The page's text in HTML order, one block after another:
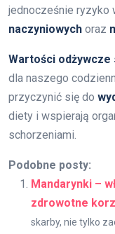
jednocześnie ryzyko
naczyniowych oraz
Wartości odżywcze
dla naszego
przyczynić się do
diety i wspierają
schorzeniami.
Podobne posty:
Mandarynki –
zdrowotne
skarby, nie tylko